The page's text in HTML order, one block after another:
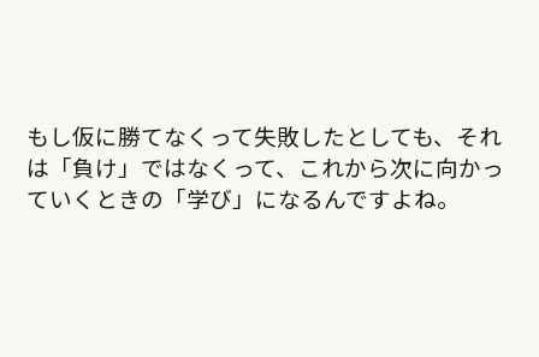
もし仮に勝てなくって失敗したとしても、それ
は「負け」ではなくって、これから次に向かっ
ていくときの「学び」になるんですよね。